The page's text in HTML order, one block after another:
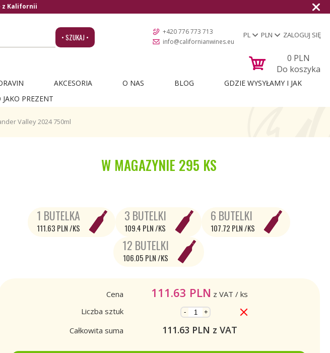
z Kalifornii
• SZUKAJ •
+420 776 773 713
info@californianwines.eu
PL PLN ZALOGUJ SIĘ
0 PLN
Do koszyka
AKCESORIA O NAS BLOG
GDZIE WYSYŁAMY I JAK
PREZENT
Valley 2024 750ml
W MAGAZYNIE 295 KS
1 BUTELKA
111.63 PLN /KS
3 BUTELKI
109.4 PLN /KS
6 BUTELKI
107.72 PLN /KS
12 BUTELKI
106.05 PLN /KS
Cena 111.63 PLN z VAT / ks
Liczba sztuk
- +
Całkowita suma 111.63 PLN z VAT